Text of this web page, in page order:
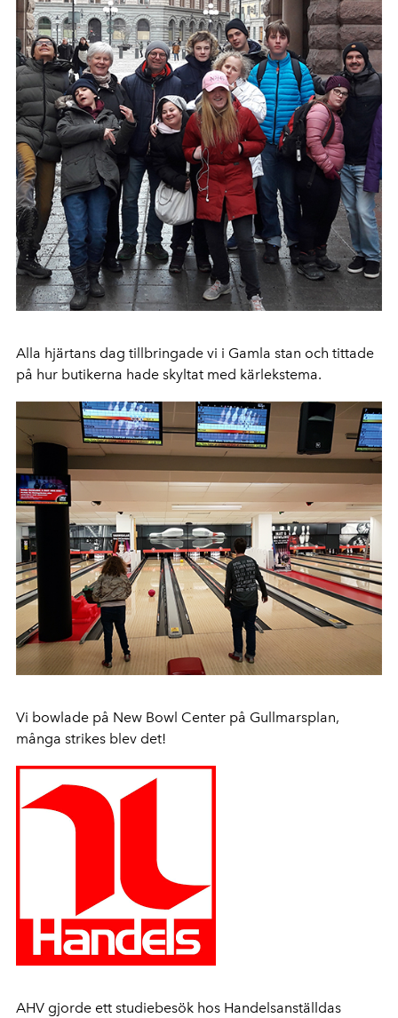
Alla hjärtans dag tillbringade vi i Gamla stan och tittade
på hur butikerna hade skyltat med kärlekstema.
Vi bowlade på New Bowl Center på Gullmarsplan,
många strikes blev det!
AHV gjorde ett studiebesök hos Handelsanställdas